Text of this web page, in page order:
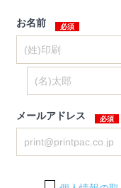
お名前
メールアドレス